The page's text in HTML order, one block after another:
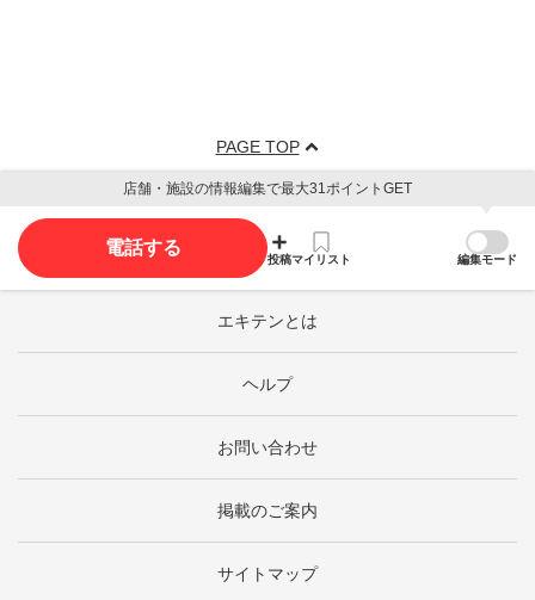
PAGE TOP
店舗・施設の情報編集で最大31ポイントGET
電話する
投稿マイリスト 編集モード
エキテンとは
ヘルプ
お問い合わせ
掲載のご案内
サイトマップ